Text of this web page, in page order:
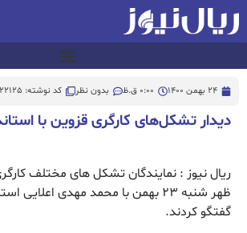
24 بهمن 1400 0:00 ق.ظ بدون نظر کد نوشته: 22125
دیدار تشکل‌های کارگری قزوین با
ریال نیوز : نمایندگان تشکل های مختلف
ظهر شنبه ۲۳ بهمن با محمد مهدی
گفتگو کردند.